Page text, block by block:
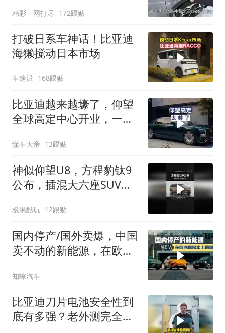
精彩一网打尽 172跟贴
打破日系车神话！比亚迪
海獭搅动日本市场
车途派 168跟贴
比亚迪越来越壕了，仰望
全球高定中心开业，一套
懂车大帝 13跟贴
神似仰望U8，方程豹钛9
公布，插混大六座SUV比
极果酷玩 12跟贴
国内停产/国外卖爆，中国
卖不动的新能源，在欧洲
知嘹汽车
比亚迪刀片电池安全性到
底有多强？老外测完全沉